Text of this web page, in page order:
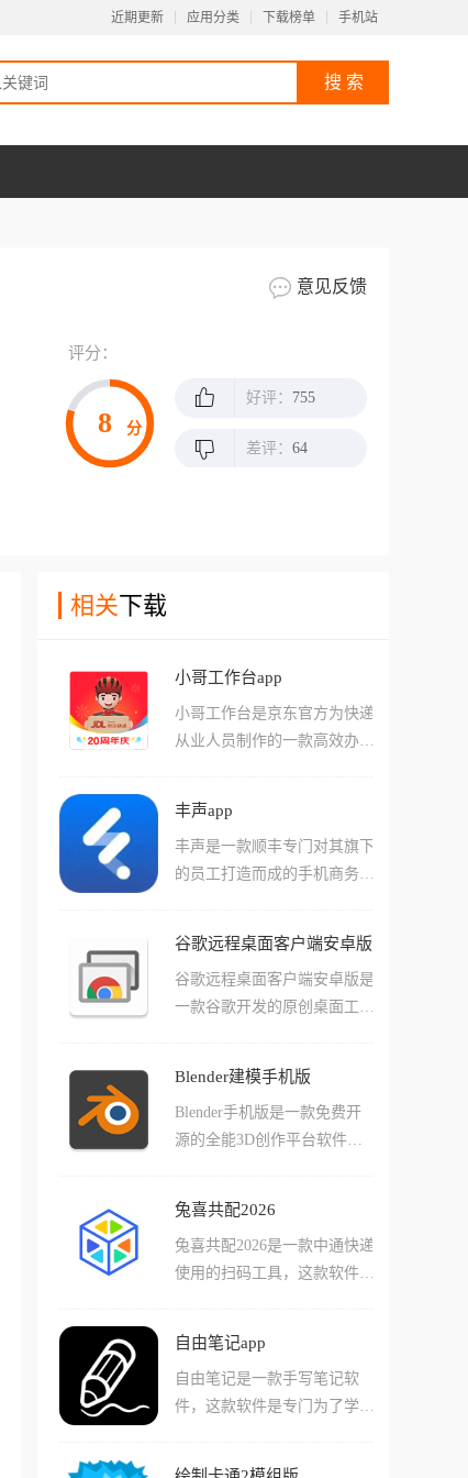
近期更新 应用分类 下载榜单 手机站
意见反馈
评分：
8 分
好评： 755
差评： 64
相关下载
小哥工作台app
小哥工作台是京东官方为快递
从业人员制作的一款高效办公
实时在线接单以及物流信息查
询，甚至连渠道下沉和业务推
广这一个App就能全部搞定，
务功能，更是小哥们提升派送
助手。
丰声app
丰声是一款顺丰专门对其旗下
的员工打造而成的手机商务办
款软件不仅能够提供非常人性
化的操作界面而且更是将一系
列非常实用的功能整合在一
工作上的实时沟通，能够解决
谷歌远程桌面客户端安卓版
谷歌远程桌面客户端安卓版是
一款谷歌开发的原创桌面工
了当的进行操作。在软件中用
户们可以轻松的在局域网或者
公网中选择不同的电脑进行连
的进行操作。软件串流的清晰
要远程操作的用户来说这个清
晰度都已经是非常足够了！
Blender建模手机版
Blender手机版是一款免费开
源的全能3D创作平台软件，
渲染甚至视频编辑功能整合在
一起的创作工具，只要你有想
法，无论是在通勤路上还是咖
灵感变成3D现实，可以完美
出来，还能进行实时预览。
兔喜共配2026
兔喜共配2026是一款中通快递
使用的扫码工具，这款软件可
的速度也是非常的快，能够和
员工账号联动，提供非常完善
的数据记录服务。这款软件还
用户们录入足够多的物流数据
自由笔记app
自由笔记是一款手写笔记软
件，这款软件是专门为了学习